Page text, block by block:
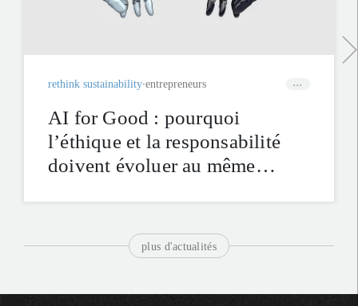
rethink sustainability entrepreneurs
AI for Good : pourquoi
l’éthique et la responsabilité
doivent évoluer au même
plus d'actualités